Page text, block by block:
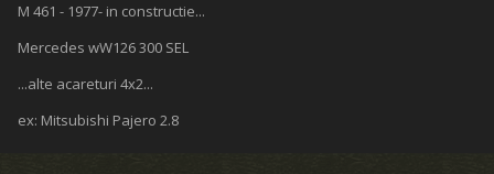
M 461 - 1977- in constructie...
Mercedes wW126 300 SEL
...alte acareturi 4x2...
ex: Mitsubishi Pajero 2.8